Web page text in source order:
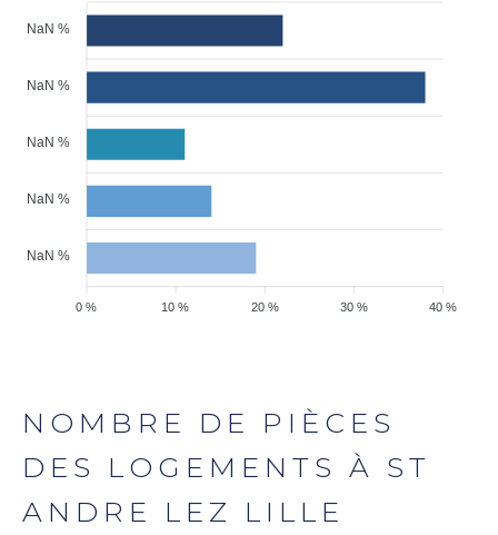
NaN %
NaN %
NaN %
NaN %
NaN %
40 %
30 %
20 %
10 %
0 %
NOMBRE DE PIÈCES
DES LOGEMENTS À ST
ANDRE LEZ LILLE